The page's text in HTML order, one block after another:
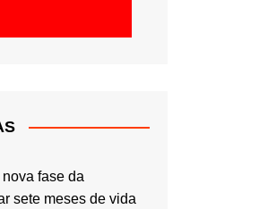
fase da
sete meses de vida